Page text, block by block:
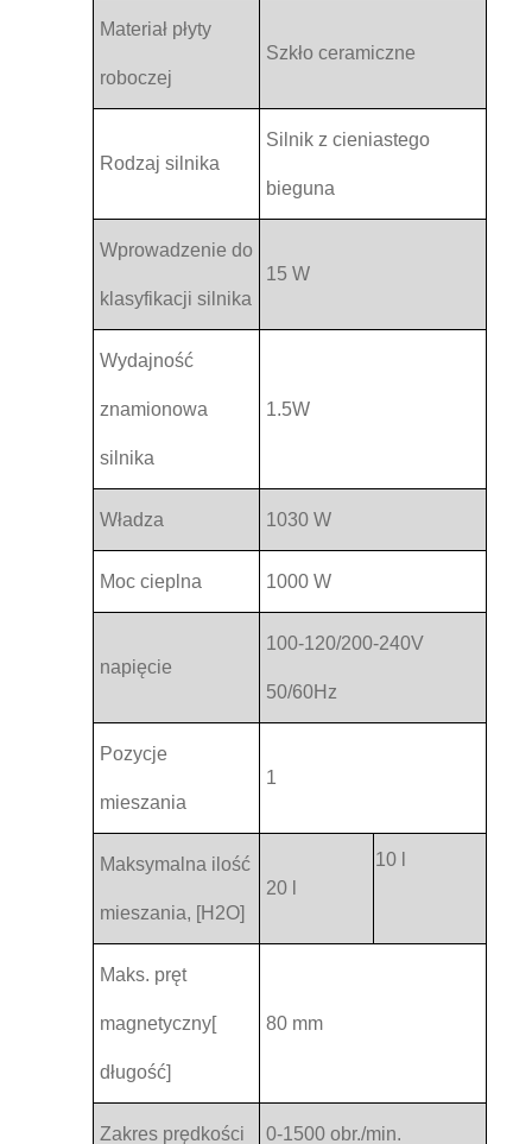
Materiał płyty
roboczej
Szkło ceramiczne
Rodzaj silnika
Silnik z cieniastego
bieguna
Wprowadzenie do
klasyfikacji silnika
15 W
Wydajność
znamionowa
silnika
1.5W
Władza 1030 W
Moc cieplna 1000 W
napięcie
100-120/200-240V
50/60Hz
Pozycje
mieszania
1
Maksymalna ilość
mieszania, [H2O]
20 l
10 l
Maks. pręt
magnetyczny[
długość]
80 mm
Zakres prędkości 0-1500 obr./min.